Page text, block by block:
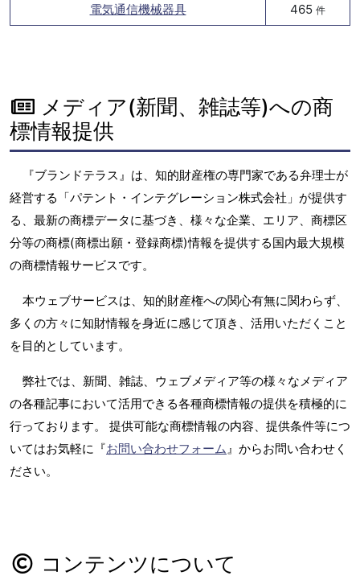
電気通信機械器具 465 件
メディア(新聞、雑誌等)への商
標情報提供
『ブランドテラス』は、知的財産権の専門家である弁理士が
経営する「パテント・インテグレーション株式会社」が提供す
る、最新の商標データに基づき、様々な企業、エリア、商標区
分等の商標(商標出願・登録商標)情報を提供する国内最大規模
の商標情報サービスです。
本ウェブサービスは、知的財産権への関心有無に関わらず、
多くの方々に知財情報を身近に感じて頂き、活用いただくこと
を目的としています。
弊社では、新聞、雑誌、ウェブメディア等の様々なメディア
の各種記事において活用できる各種商標情報の提供を積極的に
行っております。 提供可能な商標情報の内容、提供条件等につ
いてはお気軽に『お問い合わせフォーム 』からお問い合わせく
ださい。
コンテンツについて